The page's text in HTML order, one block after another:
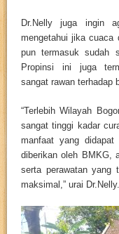
Dr.Nelly juga ingin
mengetahui jika cuaca
pun termasuk sudah
Propinsi ini juga
sangat rawan terhadap
“Terlebih Wilayah
sangat tinggi kadar
manfaat yang
diberikan oleh BMKG,
serta perawatan yang
maksimal,” urai Dr.Nelly.